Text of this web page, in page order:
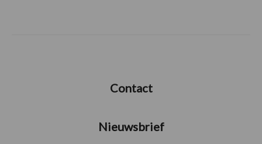
Contact
Nieuwsbrief